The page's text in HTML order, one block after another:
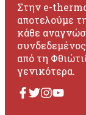
Στην e-
αποτελούμε
κάθε
συνδεδεμένος
από τη
γενικότερα.